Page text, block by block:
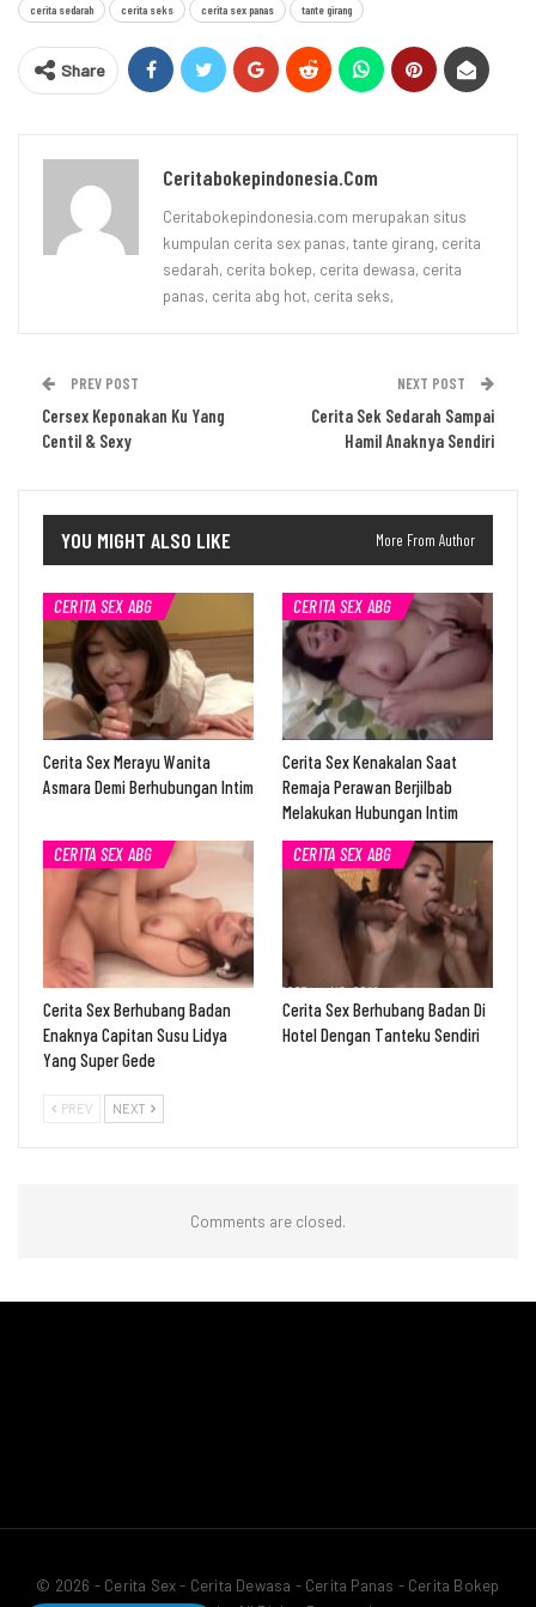
cerita sedarah cerita seks cerita sex panas tante girang
Share
Ceritabokepindonesia.com
Ceritabokepindonesia.com merupakan situs
kumpulan cerita sex panas, tante girang, cerita
sedarah, cerita bokep, cerita dewasa, cerita
panas, cerita abg hot, cerita seks,
PREV POST
Cersex Keponakan Ku Yang
Centil & Sexy
NEXT POST
Cerita Sek Sedarah Sampai
Hamil Anaknya Sendiri
YOU MIGHT ALSO LIKE More From Author
CERITA SEX ABG
Cerita Sex Merayu Wanita
Asmara Demi Berhubungan Intim
CERITA SEX ABG
Cerita Sex Kenakalan Saat
Remaja Perawan Berjilbab
Melakukan Hubungan Intim
CERITA SEX ABG
Cerita Sex Berhubang Badan
Enaknya Capitan Susu Lidya
Yang Super Gede
CERITA SEX ABG
Cerita Sex Berhubang Badan Di
Hotel Dengan Tanteku Sendiri
PREV NEXT
Comments are closed.
© 2026 - Cerita Sex - Cerita Dewasa - Cerita Panas - Cerita Bokep